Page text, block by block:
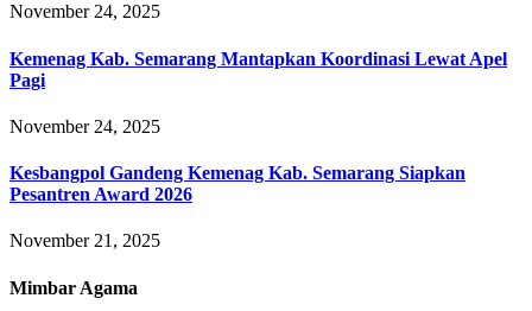
November 24, 2025
Kemenag Kab. Semarang Mantapkan Koordinasi Lewat Apel
Pagi
November 24, 2025
Kesbangpol Gandeng Kemenag Kab. Semarang Siapkan
Pesantren Award 2026
November 21, 2025
Mimbar Agama